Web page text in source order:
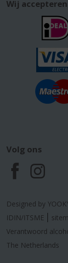
Wij
Volg ons
F
a
c
e
I
n
s
t
Designed by
IDIN/ITSME
Verantwoord
The Netherlands